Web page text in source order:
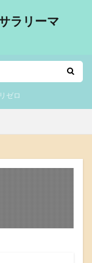
ラリーマ
リゼロ